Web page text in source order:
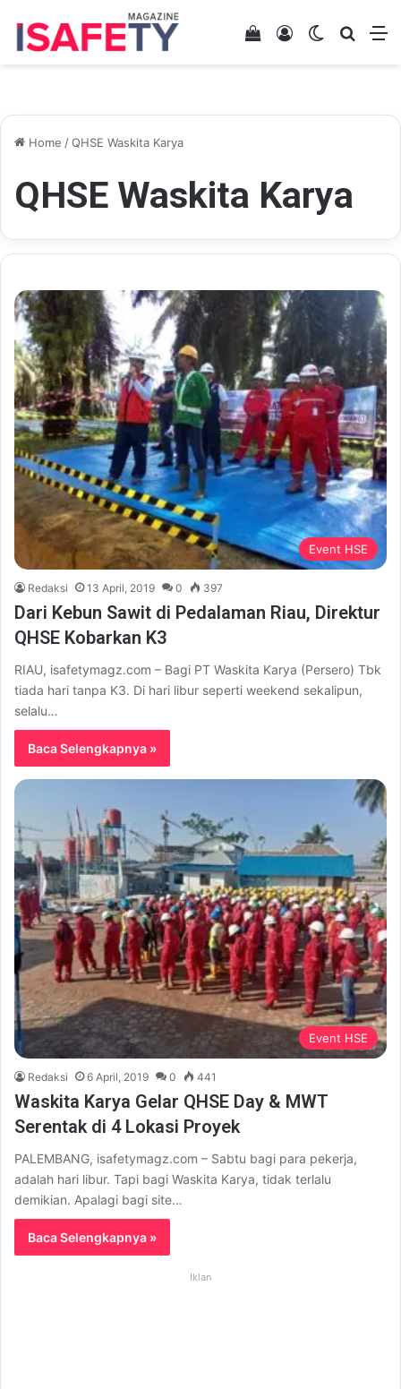
Switch skin
Log In
View your
Home /QHSE Waskita Karya
QHSE Waskita Karya
Event HSE
Redaksi 13 April, 2019 0 397
Dari Kebun Sawit di Pedalaman Riau, Direktur
QHSE Kobarkan K3
RIAU, isafetymagz.com – Bagi PT Waskita Karya (Persero) Tbk
tiada hari tanpa K3. Di hari libur seperti weekend sekalipun,
selalu…
Baca Selengkapnya »
Event HSE
Redaksi 6 April, 2019 0 441
Waskita Karya Gelar QHSE Day & MWT
Serentak di 4 Lokasi Proyek
PALEMBANG, isafetymagz.com – Sabtu bagi para pekerja,
adalah hari libur. Tapi bagi Waskita Karya, tidak terlalu
demikian. Apalagi bagi site…
Baca Selengkapnya »
Iklan